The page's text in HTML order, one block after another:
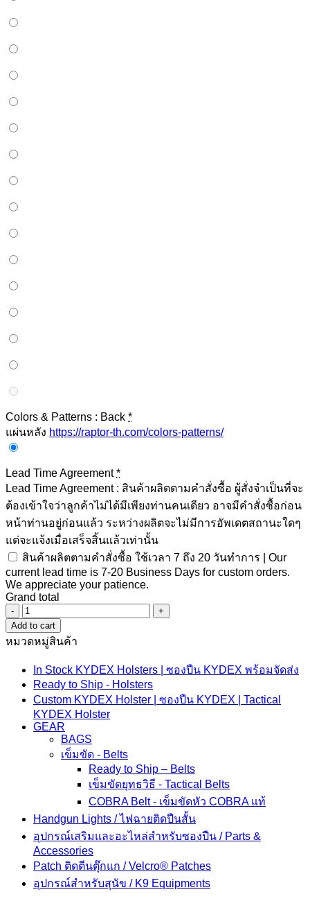
Colors & Patterns : Back *
แผ่นหลัง https://raptor-th.com/colors-patterns/
Lead Time Agreement *
Lead Time Agreement : สินค้าผลิตตามคำสั่งซื้อ ผู้สั่งจำเป็นที่จะ
ต้องเข้าใจว่าลูกค้าไม่ได้มีเพียงท่านคนเดียว อาจมีคำสั่งซื้อก่อน
หน้าท่านอยู่ก่อนแล้ว ระหว่างผลิตจะไม่มีการอัพเดตสถานะใดๆ
แต่จะแจ้งเมื่อเสร็จสิ้นแล้วเท่านั้น
สินค้าผลิตตามคำสั่งซื้อ ใช้เวลา 7 ถึง 20 วันทำการ | Our
current lead time is 7-20 Business Days for custom orders.
We appreciate your patience.
Grand total
Double
Mag
Carrier
quantity
Add to cart
หมวดหมู่สินค้า
In Stock KYDEX Holsters | ซองปืน KYDEX พร้อมจัดส่ง
Ready to Ship - Holsters
Custom KYDEX Holster | ซองปืน KYDEX | Tactical
KYDEX Holster
GEAR
BAGS
เข็มขัด - Belts
Ready to Ship – Belts
เข็มขัดยุทธวิธี - Tactical Belts
COBRA Belt - เข็มขัดหัว COBRA แท้
Handgun Lights / ไฟฉายติดปืนสั้น
อุปกรณ์เสริมและอะไหล่สำหรับซองปืน / Parts &
Accessories
Patch ติดตีนตุ๊กแก / Velcro® Patches
อุปกรณ์สำหรับสุนัข / K9 Equipments